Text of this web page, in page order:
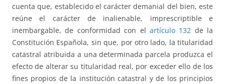
cuenta que, establecido el carácter demanial del bien, este
reúne el carácter de inalienable, imprescriptible e
inembargable, de conformidad con el artículo 132 de la
Constitución Española, sin que, por otro lado, la titularidad
catastral atribuida a una determinada parcela produzca el
efecto de alterar su titularidad real, por exceder ello de los
fines propios de la institución catastral y de los principios